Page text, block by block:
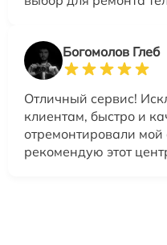
Богомолов Глеб
Отличный сервис!
клиентам, быстро и
отремонтировали
рекомендую этот